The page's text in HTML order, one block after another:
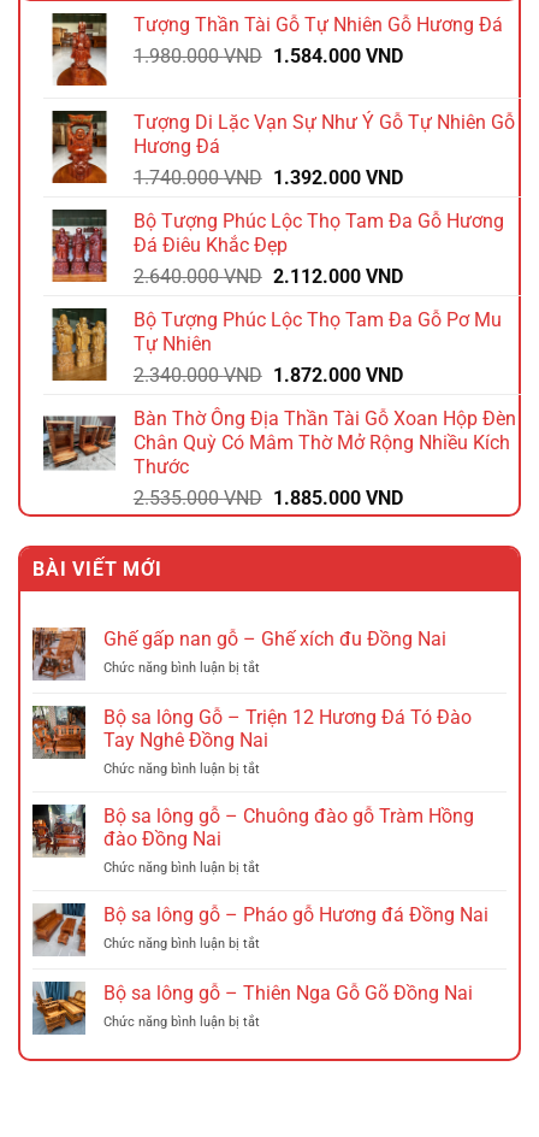
Tượng Thần Tài Gỗ Tự Nhiên Gỗ Hương Đá
1.980.000VND Giá
1.980.000 VND.
1.584.000 VNDGiá
là:
Tượng Di Lặc Vạn Sự Như Ý Gỗ Tự Nhiên Gỗ
Hương Đá
1.740.000VND Giá
là:
1.740.000 VND.
1.392.000 VNDGiá
tại
1.392.000 VND.
Bộ Tượng Phúc Lộc Thọ Tam Đa Gỗ Hương
Đá Điêu Khắc Đẹp
2.640.000VND Giá
là:
2.112.000 VNDGiá
tại
2.112.000 VND.
Bộ Tượng Phúc Lộc Thọ Tam Đa Gỗ Pơ Mu
Tự Nhiên
2.340.000VND Giá
là:
2.340.000 VND.
1.872.000 VNDGiá
tại
là:
Bàn Thờ Ông Địa Thần Tài Gỗ Xoan Hộp Đèn
Chân Quỳ Có Mâm Thờ Mở Rộng Nhiều Kích
Thước
2.535.000VND Giá
gốc
là:
1.885.000 VNDGiá
hiện
tại
1.885.000 VND.
BÀI VIẾT MỚI
Ghế gấp nan gỗ – Ghế xích đu Đồng Nai
Chức năng bình luận bị tắtở
gấp
nan
gỗ
–
xích
Nai
Bộ sa lông Gỗ – Triện 12 Hương Đá Tó Đào
Tay Nghê Đồng Nai
Chức năng bình luận bị tắtở
sa
–
12
Đá
Đào
Bộ sa lông gỗ – Chuông đào gỗ Tràm Hồng
đào Đồng Nai
Chức năng bình luận bị tắtở
sa
gỗ
Chuông
gỗ
Bộ sa lông gỗ – Pháo gỗ Hương đá Đồng Nai
Chức năng bình luận bị tắtở
sa
lông
gỗ
Pháo
Bộ sa lông gỗ – Thiên Nga Gỗ Gõ Đồng Nai
Chức năng bình luận bị tắtở
sa